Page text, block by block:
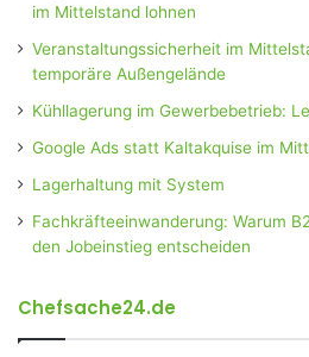
im Mittelstand lohnen
Veranstaltungssicherheit im
temporäre Außengelände
Kühllagerung im Gewerbebetrieb:
Google Ads statt Kaltakquise im
Lagerhaltung mit System
Fachkräfteeinwanderung: Warum
den Jobeinstieg entscheiden
Chefsache24.de